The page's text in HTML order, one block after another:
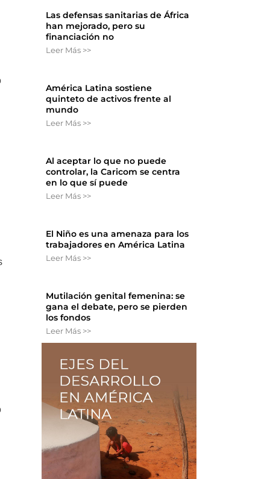
Las defensas sanitarias de África
han mejorado, pero su
financiación no
Leer Más >>
América Latina sostiene
quinteto de activos frente al
mundo
Leer Más >>
Al aceptar lo que no puede
controlar, la Caricom se centra
en lo que sí puede
Leer Más >>
El Niño es una amenaza para los
trabajadores en América Latina
Leer Más >>
Mutilación genital femenina: se
gana el debate, pero se pierden
los fondos
Leer Más >>